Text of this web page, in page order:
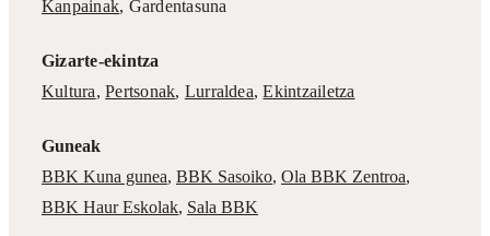
Kanpainak, Gardentasuna
Gizarte-ekintza
Kultura,Pertsonak, Lurraldea,Ekintzailetza
Guneak
BBK Kuna gunea, BBK Sasoiko, Ola BBK Zentroa,
BBK Haur Eskolak, Sala BBK